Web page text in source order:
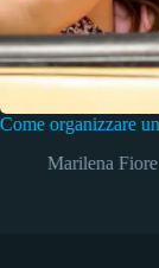
organizzare
Marilena Fiore